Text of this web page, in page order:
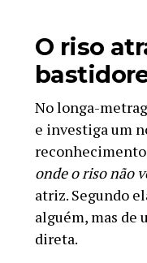
O riso
No longa-
e investiga um
onde o riso não
atriz. Segundo
alguém, mas de
direta.